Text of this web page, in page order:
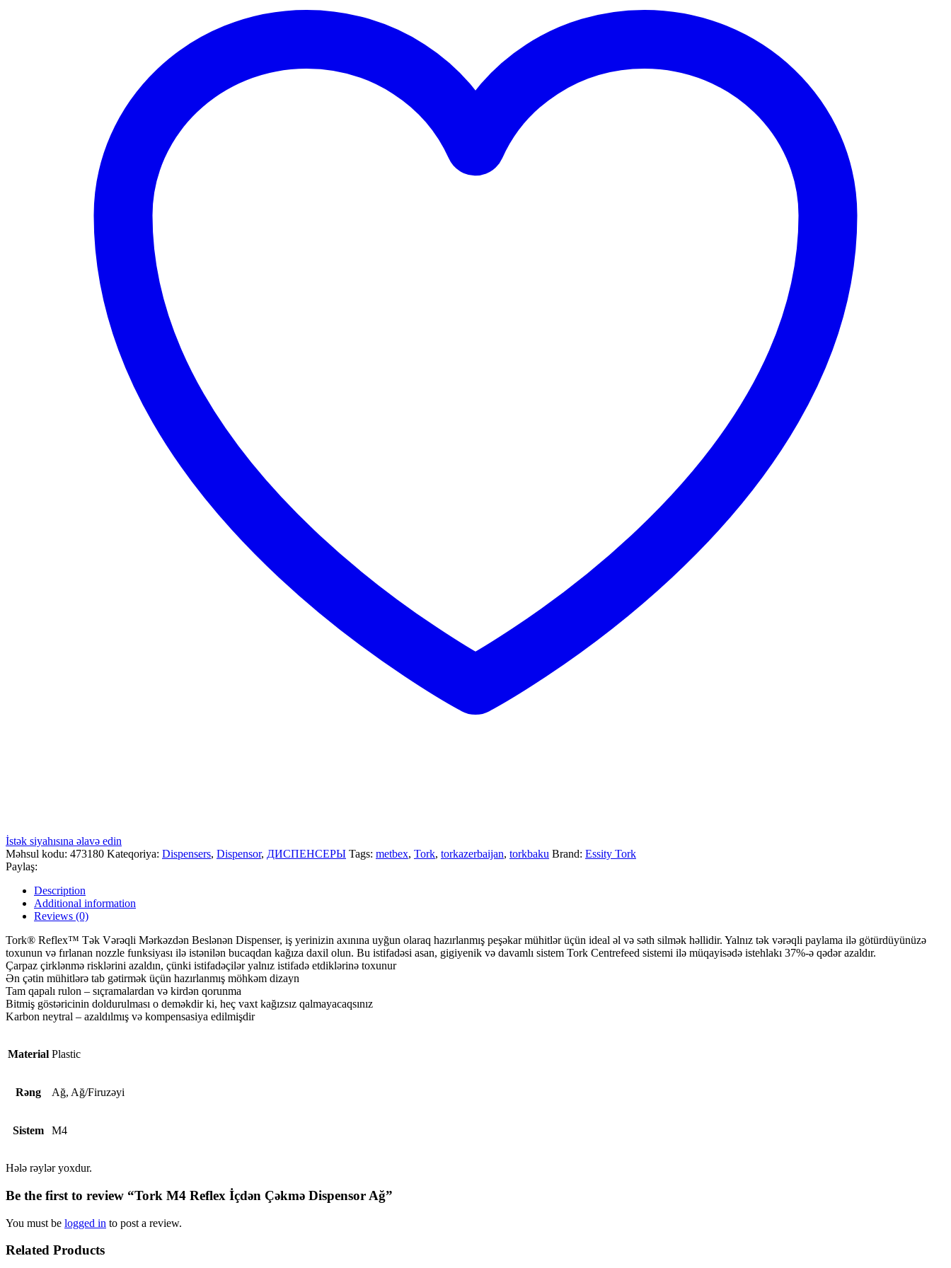
İstək siyahısına əlavə edin
Məhsul kodu: 473180 Kateqoriya: Dispensers, Dispensor, ДИСПЕНСЕРЫ Tags: metbex, Tork, torkazerbaijan, torkbaku Brand: Essity Tork
Paylaş:
Description
Additional information
Reviews (0)
Tork® Reflex™ Tək Vərəqli Mərkəzdən Beslənən Dispenser, iş yerinizin axınına uyğun olaraq hazırlanmış peşəkar mühitlər üçün ideal əl və səth silmək həllidir. Yalnız tək vərəqli paylama ilə götürdüyünüzə
toxunun və fırlanan nozzle funksiyası ilə istənilən bucaqdan kağıza daxil olun. Bu istifadəsi asan, gigiyenik və davamlı sistem Tork Centrefeed sistemi ilə müqayisədə istehlakı 37%-ə qədər azaldır.
Çarpaz çirklənmə risklərini azaldın, çünki istifadəçilər yalnız istifadə etdiklərinə toxunur
Ən çətin mühitlərə tab gətirmək üçün hazırlanmış möhkəm dizayn
Tam qapalı rulon – sıçramalardan və kirdən qorunma
Bitmiş göstəricinin doldurulması o deməkdir ki, heç vaxt kağızsız qalmayacaqsınız
Karbon neytral – azaldılmış və kompensasiya edilmişdir
Material Plastic
Rəng Ağ, Ağ/Firuzəyi
Sistem M4
Hələ rəylər yoxdur.
Be the first to review “Tork M4 Reflex İçdən Çəkmə Dispensor Ağ”
You must be logged in to post a review.
Related Products